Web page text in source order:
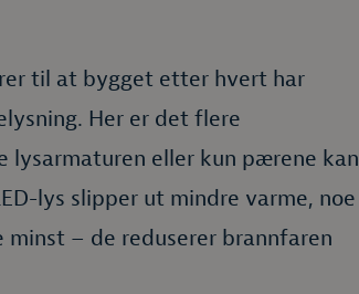
til at bygget etter hvert har
Her er det flere
lysarmaturen eller kun pærene kan
lys slipper ut mindre varme, noe
– de reduserer brannfaren